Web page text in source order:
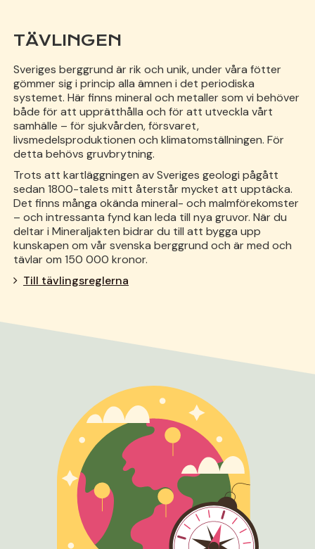
TÄVLINGEN
Sveriges berggrund är rik och unik, under våra fötter
gömmer sig i princip alla ämnen i det periodiska
systemet. Här finns mineral och metaller som vi behöver
både för att upprätthålla och för att utveckla vårt
samhälle ­– för sjukvården, försvaret,
livsmedelsproduktionen och klimatomställningen. För
detta behövs gruvbrytning.
Trots att kartläggningen av Sveriges geologi pågått
sedan 1800-talets mitt återstår mycket att upptäcka.
Det finns många okända mineral- och malmförekomster
­– och intressanta fynd kan leda till nya gruvor. När du
deltar i Mineraljakten bidrar du till att bygga upp
kunskapen om vår svenska berggrund och är med och
tävlar om 150 000 kronor.
Till tävlingsreglerna